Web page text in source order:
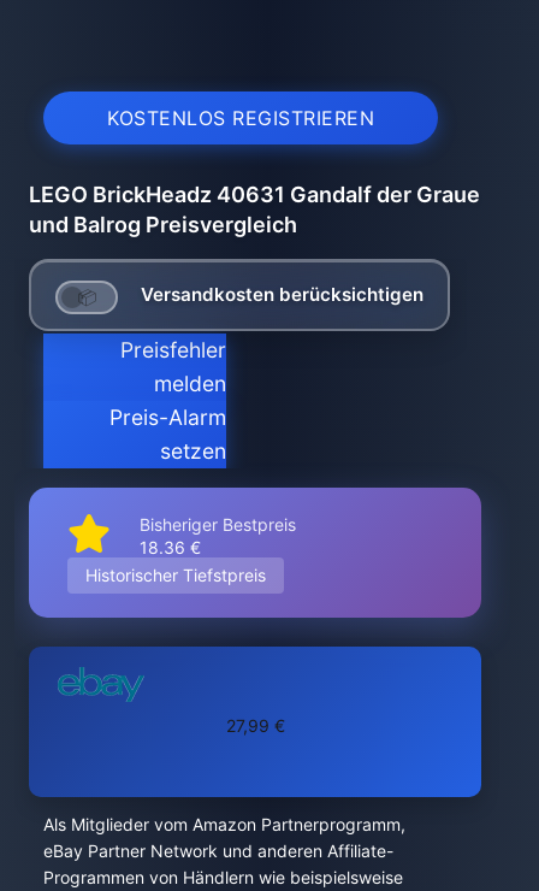
KOSTENLOS REGISTRIEREN
LEGO BrickHeadz 40631 Gandalf der Graue
und Balrog Preisvergleich
Versandkosten berücksichtigen
Preisfehler
melden
Preis-Alarm
setzen
Bisheriger Bestpreis
18.36 €
Historischer Tiefstpreis
27,99 €
Als Mitglieder vom Amazon Partnerprogramm,
eBay Partner Network und anderen Affiliate-
Programmen von Händlern wie beispielsweise